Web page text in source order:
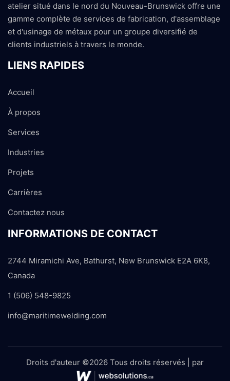
atelier situé dans le nord du Nouveau-Brunswick offre une
gamme complète de services de fabrication, d'assemblage
et d'usinage de métaux pour un groupe diversifié de
clients industriels à travers le monde.
LIENS RAPIDES
Accueil
À propos
Services
Industries
Projets
Carrières
Contactez nous
INFORMATIONS DE CONTACT
2744 Miramichi Ave, Bathurst, New Brunswick E2A 6K8,
Canada
1 (506) 548-9825
info@maritimewelding.com
Droits d'auteur ©2026 Tous droits réservés | par